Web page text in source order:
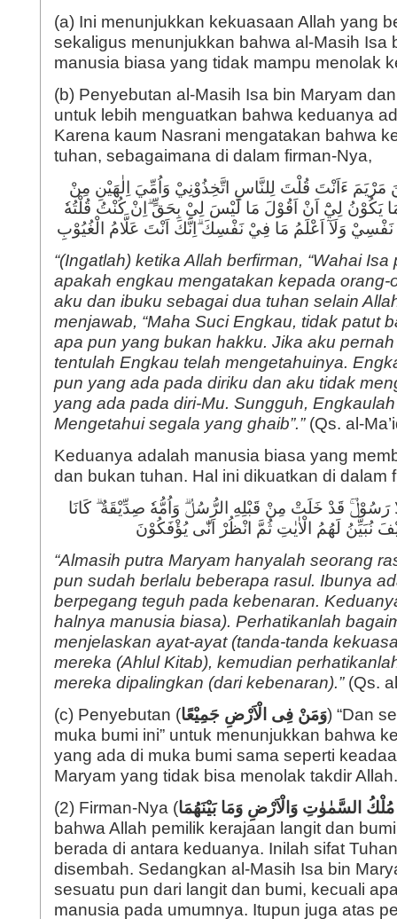
(a) Ini menunjukkan kekuasaan Allah yang
sekaligus menunjukkan bahwa al-Masih Isa
manusia biasa yang tidak mampu menolak
(b) Penyebutan al-Masih Isa bin Maryam
untuk lebih menguatkan bahwa keduanya
Karena kaum Nasrani mengatakan bahwa
tuhan, sebagaimana di dalam firman-Nya,
مَرْيَمَ ءَاَنْتَ قُلْتَ لِلنَّاسِ اتَّخِذُوْنِيْ وَاُمِّيَ اِلٰهَيْنِ مِنْ
يَكُوْنُ لِيْٓ اَنْ اَقُوْلَ مَا لَيْسَ لِيْ بِحَقٍّ ۗاِنْ كُنْتُ قُلْتُهٗ
نَفْسِيْ وَلَآ اَعْلَمُ مَا فِيْ نَفْسِكَ ۗاِنَّكَ اَنْتَ عَلَّامُ الْغُيُوْبِ
“(Ingatlah) ketika Allah berfirman, “Wahai
apakah engkau mengatakan kepada orang-
aku dan ibuku sebagai dua tuhan selain
menjawab, “Maha Suci Engkau, tidak patut
apa pun yang bukan hakku. Jika aku
tentulah Engkau telah mengetahuinya.
pun yang ada pada diriku dan aku tidak
yang ada pada diri-Mu. Sungguh,
Mengetahui segala yang ghaib”.”(Qs. al-
Keduanya adalah manusia biasa yang
dan bukan tuhan. Hal ini dikuatkan di dalam
رَسُوْلٌۚ قَدْ خَلَتْ مِنْ قَبْلِهِ الرُّسُلُۗ وَاُمُّهٗ صِدِّيْقَةٌ ۗ كَانَا
نُبَيِّنُ لَهُمُ الْاٰيٰتِ ثُمَّ انْظُرْ اَنّٰى يُؤْفَكُوْنَ
“Almasih putra Maryam hanyalah seorang
pun sudah berlalu beberapa rasul. Ibunya
berpegang teguh pada kebenaran.
halnya manusia biasa). Perhatikanlah
menjelaskan ayat-ayat (tanda-tanda
mereka (Ahlul Kitab), kemudian
mereka dipalingkan (dari kebenaran).”(Qs.
(c) Penyebutan (وَمَنْ فِى الْاَرْضِ جَمِيْعًا) “Dan
muka bumi ini” untuk menunjukkan bahwa
yang ada di muka bumi sama seperti
Maryam yang tidak bisa menolak takdir Allah.
(2) Firman-Nya (مُلْكُ السَّمٰوٰتِ وَالْاَرْضِ وَمَا بَيْنَهُمَا
bahwa Allah pemilik kerajaan langit dan
berada di antara keduanya. Inilah sifat
disembah. Sedangkan al-Masih Isa bin
sesuatu pun dari langit dan bumi, kecuali
manusia pada umumnya. Itupun juga atas